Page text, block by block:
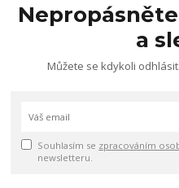
a
Můžete se kdykoli
Souhlasím se zpracováním
newsletteru.